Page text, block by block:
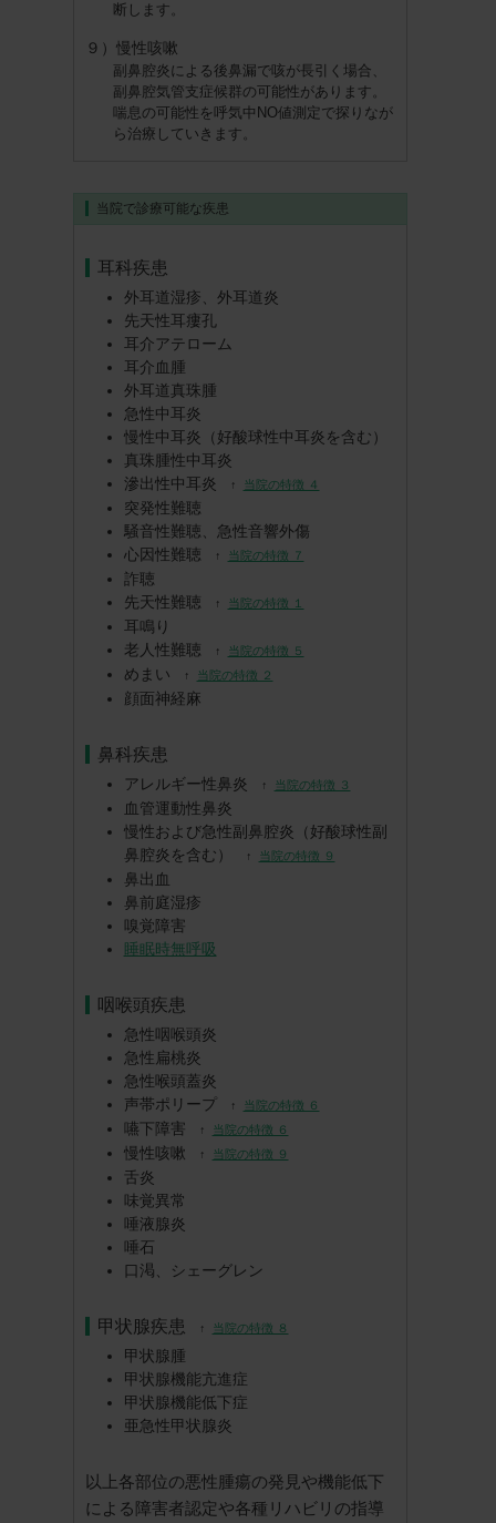
断します。
９）慢性咳嗽
副鼻腔炎による後鼻漏で咳が長引く場合、
副鼻腔気管支症候群の可能性があります。
喘息の可能性を呼気中NO値測定で探りなが
ら治療していきます。
当院で診療可能な疾患
耳科疾患
外耳道湿疹、外耳道炎
先天性耳瘻孔
耳介アテローム
耳介血腫
外耳道真珠腫
急性中耳炎
慢性中耳炎（好酸球性中耳炎を含む）
真珠腫性中耳炎
滲出性中耳炎
↑ 当院の特徴 ４
突発性難聴
騒音性難聴、急性音響外傷
心因性難聴
↑ 当院の特徴 ７
詐聴
先天性難聴
↑ 当院の特徴 １
耳鳴り
老人性難聴
↑ 当院の特徴 ５
めまい ↑ 当院の特徴 ２
顔面神経麻
鼻科疾患
アレルギー性鼻炎 ↑ 当院の特徴 ３
血管運動性鼻炎
慢性および急性副鼻腔炎（好酸球性副
鼻腔炎を含む）
↑ 当院の特徴 ９
鼻出血
鼻前庭湿疹
嗅覚障害
睡眠時無呼吸
咽喉頭疾患
急性咽喉頭炎
急性扁桃炎
急性喉頭蓋炎
声帯ポリープ
↑ 当院の特徴 ６
嚥下障害 ↑ 当院の特徴 ６
慢性咳嗽 ↑ 当院の特徴 ９
舌炎
味覚異常
唾液腺炎
唾石
口渇、シェーグレン
甲状腺疾患 ↑ 当院の特徴 ８
甲状腺腫
甲状腺機能亢進症
甲状腺機能低下症
亜急性甲状腺炎
以上各部位の悪性腫瘍の発見や機能低下
による障害者認定や各種リハビリの指導